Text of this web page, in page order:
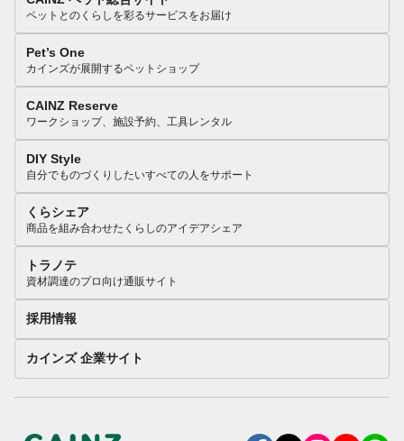
ペットとのくらしを彩るサービスをお届け
Pet’s One
カインズが展開するペットショップ
CAINZ Reserve
ワークショップ、施設予約、工具レンタル
DIY Style
自分でものづくりしたいすべての人をサポート
くらシェア
商品を組み合わせたくらしのアイデアシェア
トラノテ
資材調達のプロ向け通販サイト
採用情報
カインズ 企業サイト